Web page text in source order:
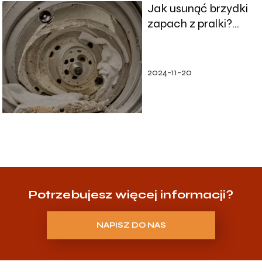
Jak usunąć brzydki
zapach z pralki?
2024-11-20
Potrzebujesz więcej informacji?
NAPISZ DO NAS